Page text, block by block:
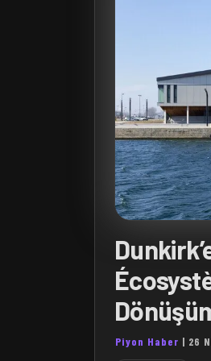
Piyon Haber | 26